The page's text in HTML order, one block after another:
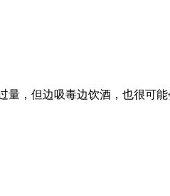
量，但边吸毒边饮酒，也很可